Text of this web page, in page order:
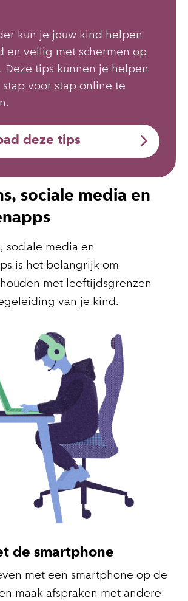
kun je jouw kind helpen
en veilig met schermen op
Deze tips kunnen je helpen
voor stap online te
deze tips
sociale media en
sociale media en
is het belangrijk om
met leeftijdsgrenzen
van je kind.
de smartphone
met een smartphone op de
maak afspraken met andere